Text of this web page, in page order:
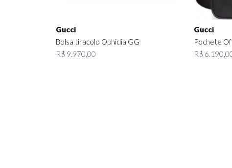
Gucci
Bolsa tiracolo Ophidia GG
R$ 9.970,00
Gucci
Pochete
R$